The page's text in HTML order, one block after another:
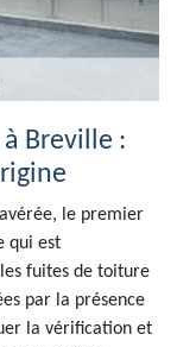
Breville :
le premier
qui est
fuites de toiture
par la présence
la vérification et